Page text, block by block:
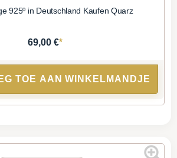
925º in Deutschland Kaufen Quarz
69,00 €*
TOE AAN WINKELMANDJE